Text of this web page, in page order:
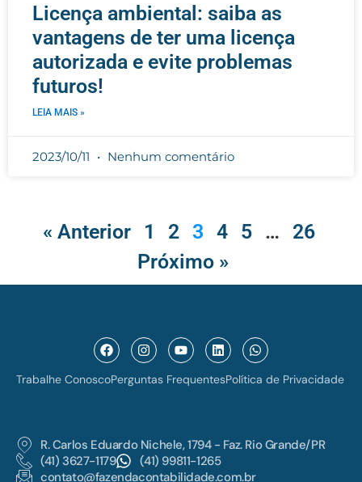
Licença ambiental: saiba as
vantagens de ter uma licença
autorizada e evite problemas
futuros!
LEIA MAIS »
2023/10/11 Nenhum comentário
« Anterior 1 2 3 4 5 …
26
Próximo »
Trabalhe ConoscoPerguntas FrequentesPolítica de Privacidade
R. Carlos Eduardo Nichele, 1794 - Faz. Rio Grande/PR
(41) 3627-1179
(41) 99811-1265
contato@fazendacontabilidade.com.br